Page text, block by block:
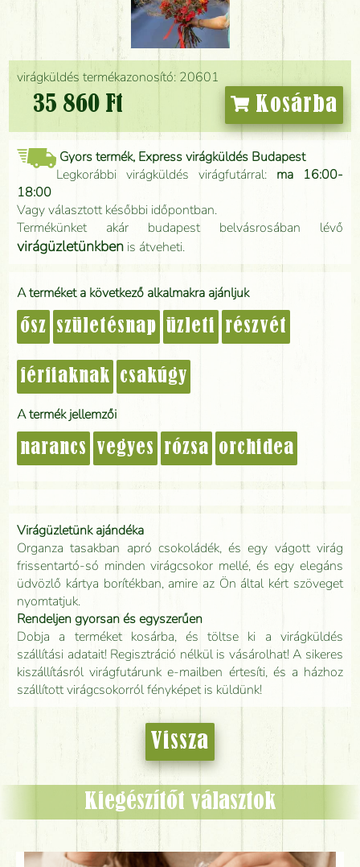
virágküldés termékazonosító: 20601
35 860 Ft Kosárba
Gyors termék, Express virágküldés Budapest
Legkorábbi virágküldés virágfutárral: ma 16:00-
18:00
Vagy választott későbbi időpontban.
Termékünket akár budapest belvásrosában lévő
virágüzletünkben is átveheti.
A terméket a következő alkalmakra ajánljuk
ősz születésnap üzleti részvét
férfiaknak csakúgy
A termék jellemzői
narancs vegyes rózsa orchidea
Virágüzletünk ajándéka
Organza tasakban apró csokoládék, és egy vágott virág
frissentartó-só minden virágcsokor mellé, és egy elegáns
üdvözlő kártya borítékban, amire az Ön által kért szöveget
nyomtatjuk.
Rendeljen gyorsan és egyszerűen
Dobja a terméket kosárba, és töltse ki a virágküldés
szállítási adatait! Regisztráció nélkül is vásárolhat! A sikeres
kiszállításról virágfutárunk e-mailben értesíti, és a házhoz
szállított virágcsokorról fényképet is küldünk!
Vissza
Kiegészítőt választok